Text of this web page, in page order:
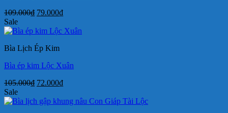
109.000₫ Giá
là:
79.000₫Giá
tại
Sale
Bìa Lịch Ép Kim
Bìa ép kim Lộc Xuân
105.000₫ Giá
là:
72.000₫Giá
tại
Sale